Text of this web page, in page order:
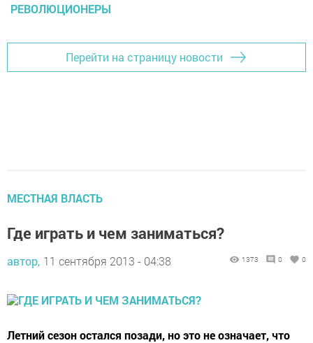
РЕВОЛЮЦИОНЕРЫ
Перейти на страницу новости
МЕСТНАЯ ВЛАСТЬ
Где играть и чем заниматься?
автор, 11 сентября 2013 - 04:38 1373 0 0
Летний сезон остался позади, но это не означает, что